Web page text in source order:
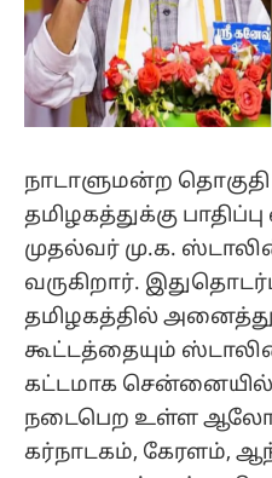
நாடாளுமன்ற
தமிழகத்துக்கு
முதல்வர் மு.க.
வருகிறார்.
தமிழகத்தில்
கூட்டத்தையும்
கட்டமாக சென்னையில்
நடைபெற உள்ள
கர்நாடகம், கேரளம்,